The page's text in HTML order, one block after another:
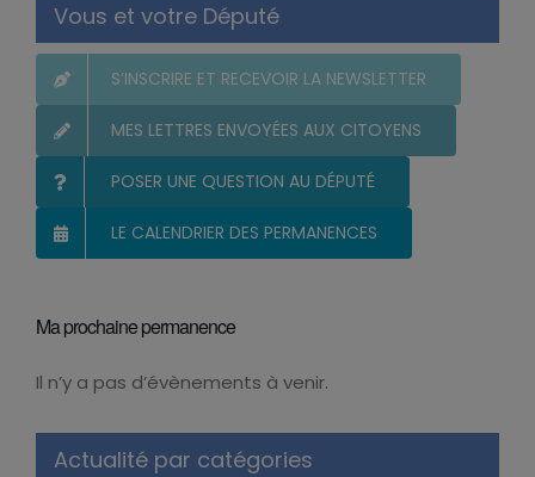
Vous et votre Député
S’INSCRIRE ET RECEVOIR LA NEWSLETTER
MES LETTRES ENVOYÉES AUX CITOYENS
POSER UNE QUESTION AU DÉPUTÉ
LE CALENDRIER DES PERMANENCES
Ma prochaine permanence
Notice
Il n’y a pas d’évènements à venir.
Actualité par catégories